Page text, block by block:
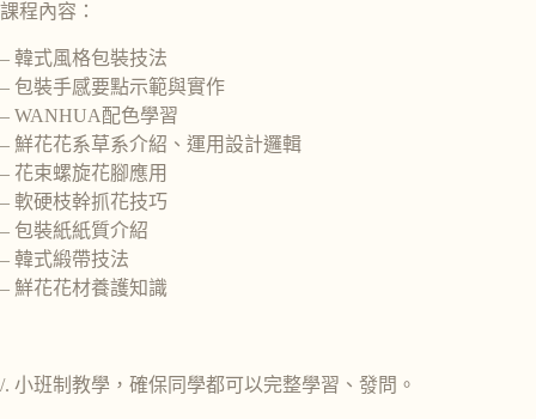
課程內容：
– 韓式風格包裝技法
– 包裝手感要點示範與實作
– WANHUA配色學習
– 鮮花花系草系介紹、運用設計邏輯
– 花束螺旋花腳應用
– 軟硬枝幹抓花技巧
– 包裝紙紙質介紹
– 韓式緞帶技法
– 鮮花花材養護知識
/. 小班制教學，確保同學都可以完整學習、發問。